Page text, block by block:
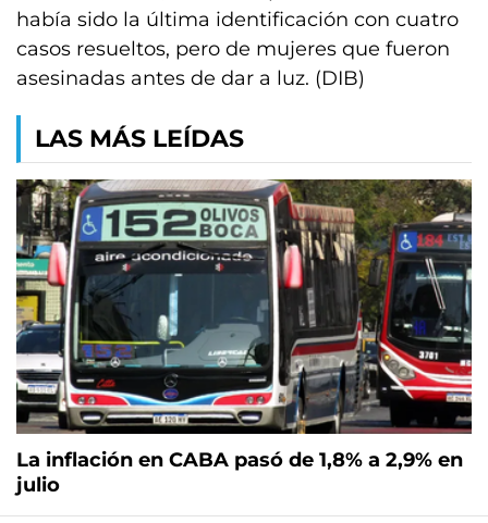
había sido la última identificación con cuatro
casos resueltos, pero de mujeres que fueron
asesinadas antes de dar a luz. (DIB)
LAS MÁS LEÍDAS
La inflación en CABA pasó de 1,8% a 2,9% en
julio